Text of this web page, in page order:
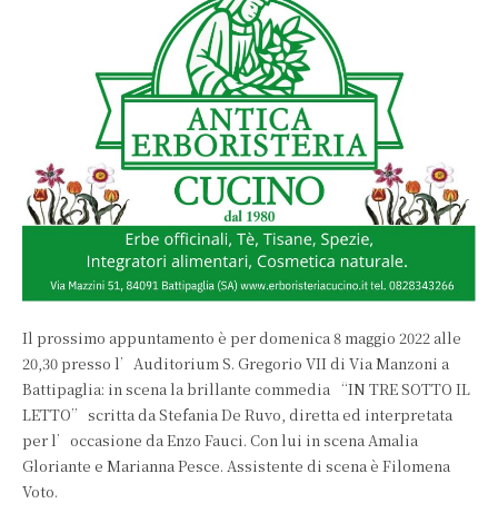
Il prossimo appuntamento è per domenica 8 maggio 2022 alle
20,30 presso l’Auditorium S. Gregorio VII di Via Manzoni a
Battipaglia: in scena la brillante commedia “IN TRE SOTTO IL
LETTO” scritta da Stefania De Ruvo, diretta ed interpretata
per l’occasione da Enzo Fauci. Con lui in scena Amalia
Gloriante e Marianna Pesce. Assistente di scena è Filomena
Voto.